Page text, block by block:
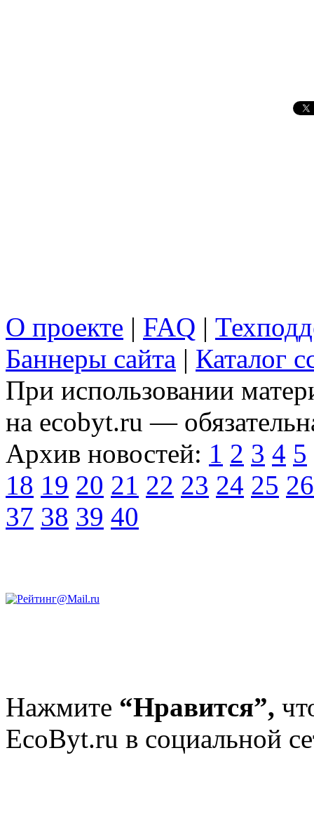
О проекте | FAQ |
Баннеры сайта | Каталог
При использовании
на ecobyt.ru —
Архив новостей: 1 2 3 4 5
18 19 20 21 22 23 24 25 26
37 38 39 40
Нажмите “Нравится”,
EcoByt.ru в социальной